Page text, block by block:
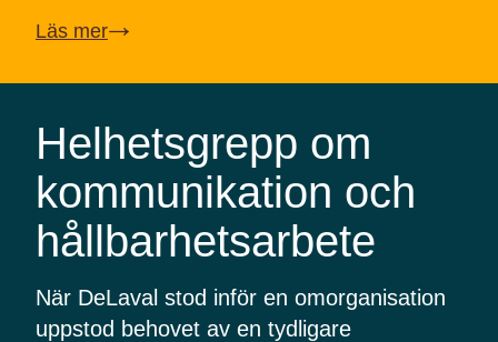
Läs mer↓
Helhetsgrepp om
kommunikation och
hållbarhetsarbete
När DeLaval stod inför en omorganisation
uppstod behovet av en tydligare